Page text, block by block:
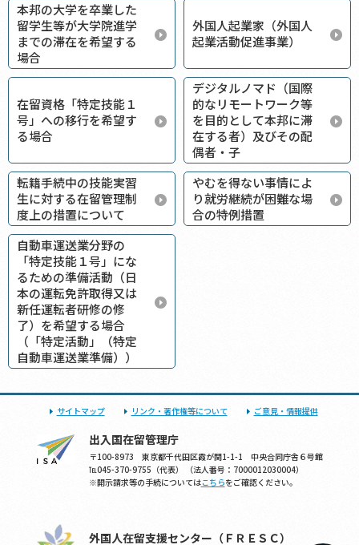
本邦の大学を卒業した
留学生等が大学院進学
までの滞在を希望する
場合
外国人起業家（外国人
起業活動促進事業）
在留資格「特定技能１
号」への移行を希望す
る場合
デジタルノマド（国際
的なリモートワーク等
を目的として本邦に滞
在する者）及びその配
偶者・子
転籍手続中の技能実習
生に対する在留管理制
度上の措置について
やむを得ない事情によ
り就労継続が困難な場
合の特例措置
自動車運送業分野の
「特定技能１号」にな
るための準備活動（日
本の運転免許取得又は
新任運転者研修の修
了）を希望する場合
（「特定活動」（特定
自動車運送業準備））
サイトマップ リンク・著作権等について ご意見・情報提供
出入国在留管理庁
〒100-8973 東京都千代田区霞が関1-1-1 中央合同庁舎６号館
℡045-370-9755（代表） （法人番号：7000012030004）
※開示請求等の手続についてはこちらをご確認ください。
外国人在留支援センター（ＦＲＥＳＣ）